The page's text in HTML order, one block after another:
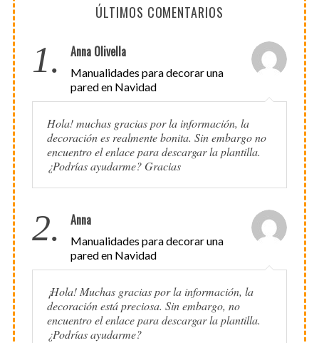
ÚLTIMOS COMENTARIOS
1. Anna Olivella
Manualidades para decorar una
pared en Navidad
Hola! muchas gracias por la información, la
decoración es realmente bonita. Sin embargo no
encuentro el enlace para descargar la plantilla.
¿Podrías ayudarme? Gracias
2. Anna
Manualidades para decorar una
pared en Navidad
¡Hola! Muchas gracias por la información, la
decoración está preciosa. Sin embargo, no
encuentro el enlace para descargar la plantilla.
¿Podrías ayudarme?